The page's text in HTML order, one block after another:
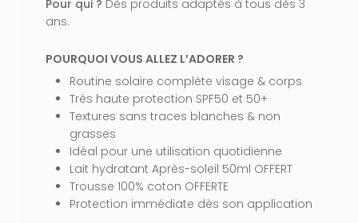
Pour qui ? Dès produits adaptés à tous dès 3
ans.
POURQUOI VOUS ALLEZ L’ADORER ?
Routine solaire complète visage & corps
Très haute protection SPF50 et 50+
Textures sans traces blanches & non
grasses
Idéal pour une utilisation quotidienne
Lait hydratant Après-soleil 50ml OFFERT
Trousse 100% coton OFFERTE
Protection immédiate dès son application